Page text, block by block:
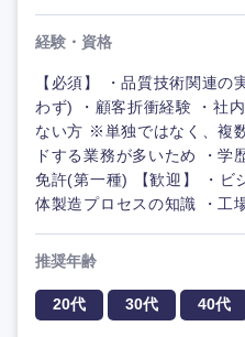
経験・資格
【必須】 ・品質技術関連の
わず) ・顧客折衝経験 ・社
ない方 ※単独ではなく、複
ドする業務が多いため ・学
免許(第一種) 【歓迎】 ・ビ
体製造プロセスの知識 ・工
推奨年齢
20代 30代 40代